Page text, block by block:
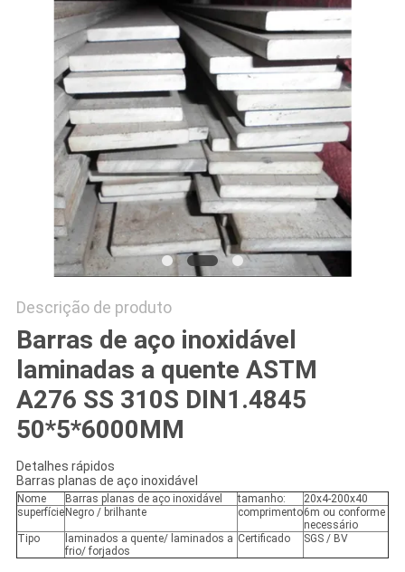
PRIVACY
POLICY
Descrição de produto
Barras de aço inoxidável
laminadas a quente ASTM
A276 SS 310S DIN1.4845
50*5*6000MM
Detalhes rápidos
Barras planas de aço inoxidável
Nome Barras planas de aço inoxidável tamanho:
20x4-200x40
superfície Negro / brilhante comprimento6m ou conforme
necessário
Tipo
laminados a quente/ laminados a
frio/ forjados
Certificado SGS / BV